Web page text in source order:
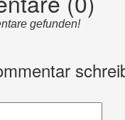
gefunden!